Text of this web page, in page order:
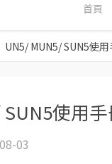
首頁
UN5/ MUN5/ SUN5使用
使用
03